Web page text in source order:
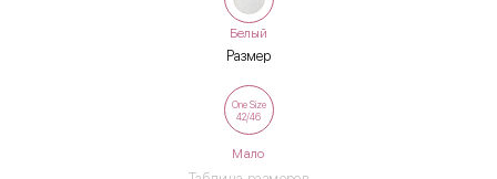
Белый
Размер
One Size
42/46
Мало